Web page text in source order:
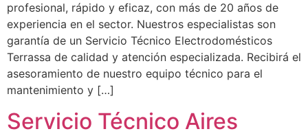
profesional, rápido y eficaz, con más de 20 años de
experiencia en el sector. Nuestros especialistas son
garantía de un Servicio Técnico Electrodomésticos
Terrassa de calidad y atención especializada. Recibirá el
asesoramiento de nuestro equipo técnico para el
mantenimiento y […]
Servicio Técnico Aires